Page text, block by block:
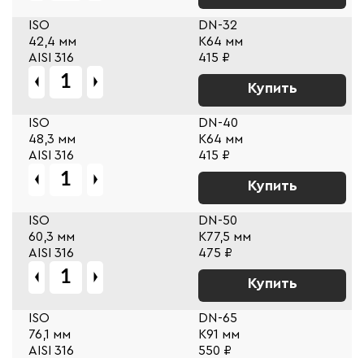
ISO
DN-32
42,4 мм
К64 мм
AISI 316
415 ₽
Купить
ISO
DN-40
48,3 мм
К64 мм
AISI 316
415 ₽
Купить
ISO
DN-50
60,3 мм
К77,5 мм
AISI 316
475 ₽
Купить
ISO
DN-65
76,1 мм
К91 мм
AISI 316
550 ₽